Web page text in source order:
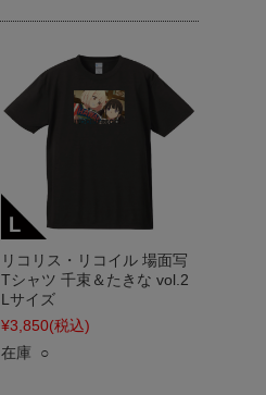
リコリス・リコイル 場面写
Tシャツ 千束＆たきな vol.2
Lサイズ
¥3,850(税込)
在庫 ○